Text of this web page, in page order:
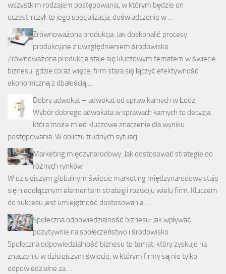
wszystkim rodzajem postępowania, w którym będzie on
uczestniczył: to jego specjalizacja, doświadczenie w …
Zrównoważona produkcja: Jak doskonalić procesy
produkcyjne z uwzględnieniem środowiska
Zrównoważona produkcja staje się kluczowym tematem w świecie
biznesu, gdzie coraz więcej firm stara się łączyć efektywność
ekonomiczną z dbałością …
Dobry adwokat – adwokat od spraw karnych w Łodzi
Wybór dobrego adwokata w sprawach karnych to decyzja,
która może mieć kluczowe znaczenie dla wyniku
postępowania. W obliczu trudnych sytuacji …
Marketing międzynarodowy: Jak dostosować strategie do
różnych rynków
W dzisiejszym globalnym świecie marketing międzynarodowy staje
się nieodłącznym elementem strategii rozwoju wielu firm. Kluczem
do sukcesu jest umiejętność dostosowania …
Społeczna odpowiedzialność biznesu: Jak wpływać
pozytywnie na społeczeństwo i środowisko
Społeczna odpowiedzialność biznesu to temat, który zyskuje na
znaczeniu w dzisiejszym świecie, w którym firmy są nie tylko
odpowiedzialne za …